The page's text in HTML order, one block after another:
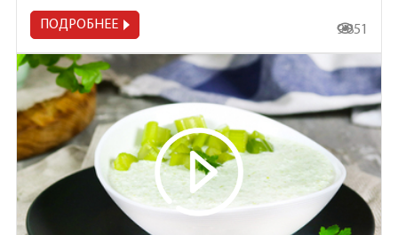
ПОДРОБНЕЕ 9 851